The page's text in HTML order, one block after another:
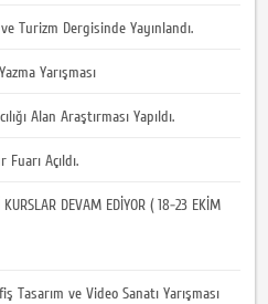
Turizm Dergisinde Yayınlandı.
Yarışması
Alan Araştırması Yapıldı.
Açıldı.
DEVAM EDİYOR ( 18-23 EKİM
Tasarım ve Video Sanatı Yarışması